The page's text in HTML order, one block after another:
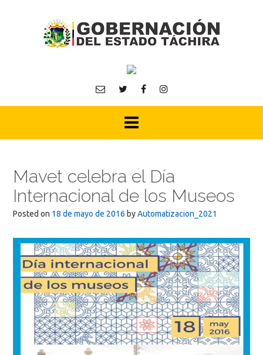
Mavet celebra el Día
Internacional de los Museos
Posted on 18 de mayo de 2016 byAutomatizacion_2021